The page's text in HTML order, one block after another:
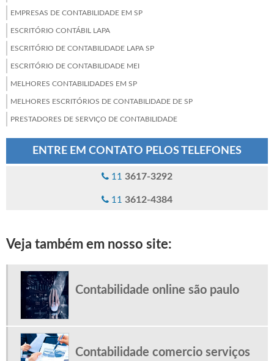
EMPRESAS DE CONTABILIDADE EM SP
ESCRITÓRIO CONTÁBIL LAPA
ESCRITÓRIO DE CONTABILIDADE LAPA SP
ESCRITÓRIO DE CONTABILIDADE MEI
MELHORES CONTABILIDADES EM SP
MELHORES ESCRITÓRIOS DE CONTABILIDADE DE SP
PRESTADORES DE SERVIÇO DE CONTABILIDADE
PROCESSAMENTO DE FOLHA DE PAGAMENTO
SERVIÇO DE ABERTURA DE EMPRESAS
SERVIÇOS DE CONTABILIDADE EM SP
TERCEIRIZAÇÃO DE FOLHA DE PAGAMENTO SP
ENTRE EM CONTATO PELOS TELEFONES
11 3617-3292
11 3612-4384
Veja também em nosso site:
Contabilidade online são paulo
Contabilidade comercio serviços